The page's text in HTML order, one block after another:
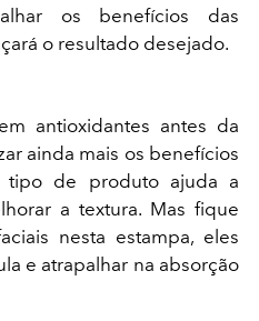
os benefícios das
o resultado desejado.
antioxidantes antes da
ainda mais os benefícios
tipo de produto ajuda a
a textura. Mas fique
nesta estampa, eles
e atrapalhar na absorção